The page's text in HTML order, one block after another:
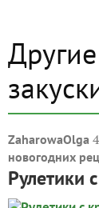
ZaharowaOlga
новогодних
Рулетики